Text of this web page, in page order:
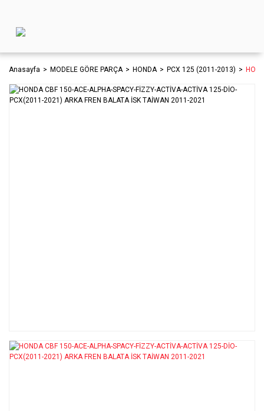
Anasayfa MODELE GÖRE PARÇA HONDA PCX 125 (2011-2013)